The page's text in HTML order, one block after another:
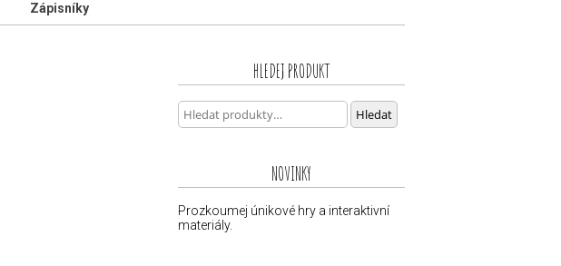
Zápisníky
HLEDEJ PRODUKT
Hledat: Hledat
NOVINKY
Prozkoumej únikové hry a interaktivní
materiály.